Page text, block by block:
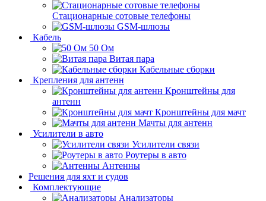
Стационарные сотовые телефоны
GSM-шлюзы
Кабель
50 Ом
Витая пара
Кабельные сборки
Крепления для антенн
Кронштейны для
антенн
Кронштейны для мачт
Мачты для антенн
Усилители в авто
Усилители связи
Роутеры в авто
Антенны
Решения для яхт и судов
Комплектующие
Анализаторы